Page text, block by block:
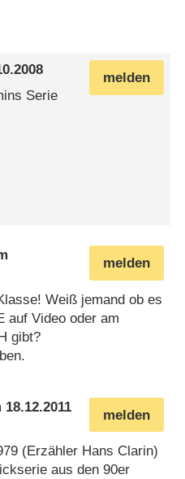
melden
Serie
melden
Weiß jemand ob es
auf Video oder am
gibt?
melden
18.12.2011
(Erzähler Hans Clarin)
aus den 90er